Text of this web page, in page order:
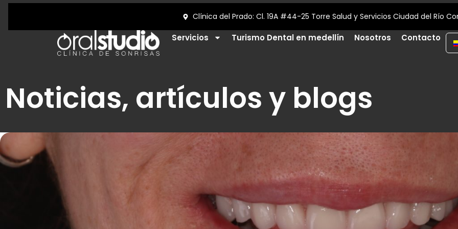
¡Contáctanos! (+57) 312 709 36 87
Servicios Turismo Dental en medellín Nosotros Contacto
Noticias, artículos y blogs